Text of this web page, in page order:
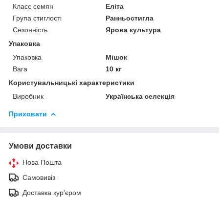
Класс семян
Еліта
Група стиглості
Ранньостигла
Сезонність
Ярова культура
Упаковка
Упаковка
Мішок
Вага
10 кг
Користувальницькі характеристики
Виробник
Українська селекція
Приховати
Умови доставки
Нова Пошта
Самовивіз
Доставка кур'єром